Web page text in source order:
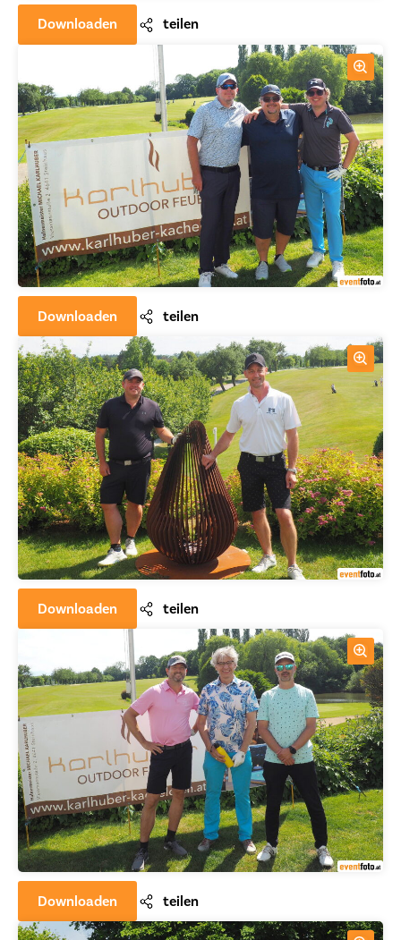
Downloaden teilen
Downloaden teilen
Downloaden teilen
Downloaden teilen